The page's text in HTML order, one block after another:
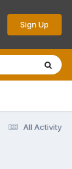
Sign Up
All Activity